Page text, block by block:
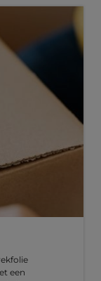
een